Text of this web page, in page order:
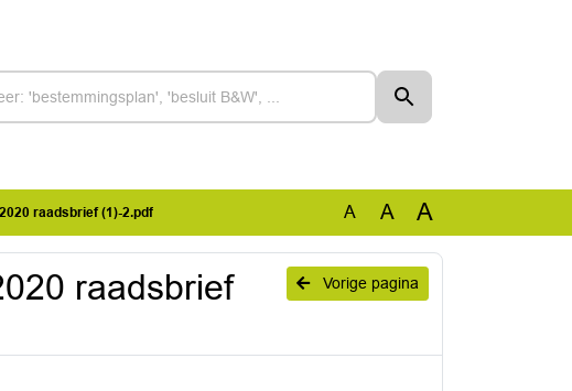
raadsbrief (1)-2.pdf A A A
Vorige pagina
raadsbrief